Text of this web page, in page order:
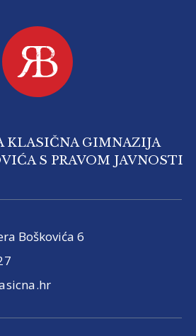
KLASIČNA GIMNAZIJA
S PRAVOM JAVNOSTI
Boškovića 6